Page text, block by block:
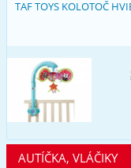
TAF TOYS KOLOTOČ
AUTÍČKA, VLÁČIKY